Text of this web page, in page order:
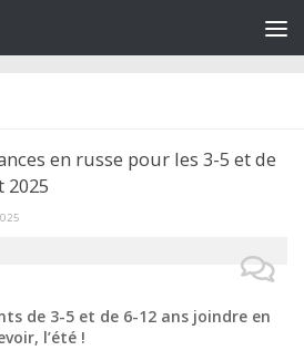
en russe pour les 3-5 et de
2025
de 3-5 et de 6-12 ans joindre en
l’été !